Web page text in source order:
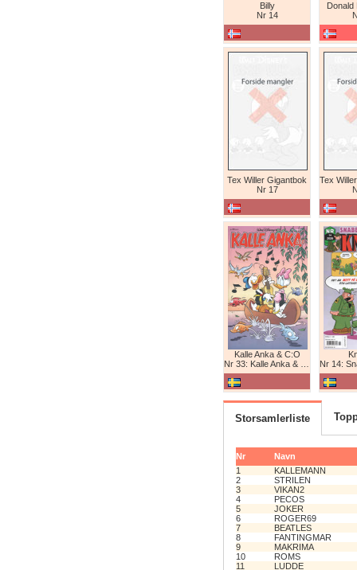
Billy
Nr 14
Donald
Tex Willer Gigantbok
Nr 17
Kalle Anka & C:O
Nr 33: Kalle Anka & C:O
Nr 14:
Storsamlerliste
Nr
Navn
1
KALLEMANN
2
STRILEN
3
VIKAN2
4
PECOS
5
JOKER
6
ROGER69
7
BEATLES
8
FANTINGMAR
9
MAKRIMA
10
ROMS
11
LUDDE